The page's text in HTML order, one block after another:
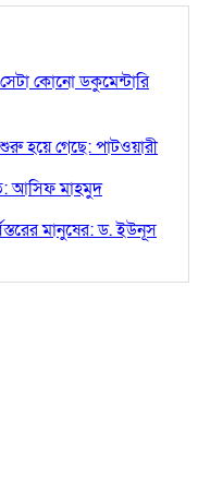
কোনো ডকুমেন্টারি
হয়ে গেছে: পাটওয়ারী
আসিফ মাহমুদ
মানুষের: ড. ইউনূস